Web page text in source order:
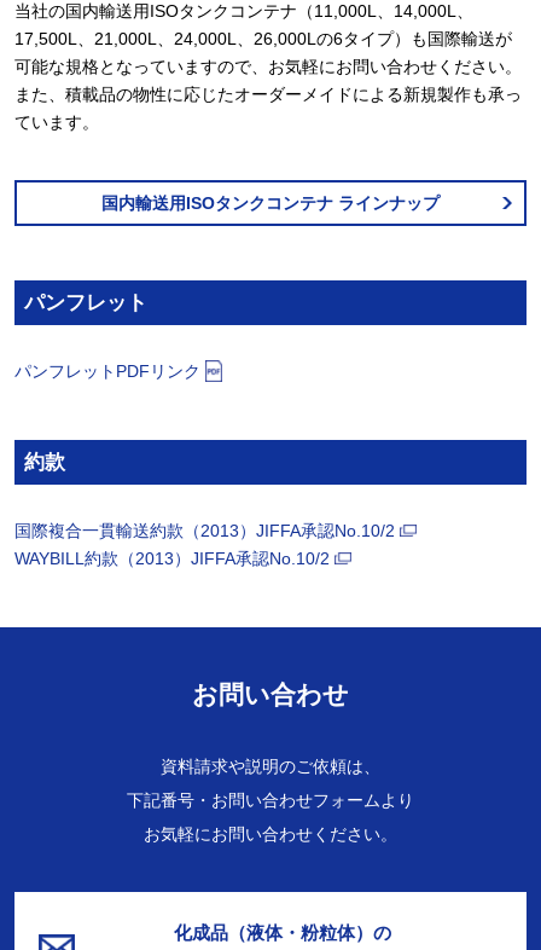
当社の国内輸送用ISOタンクコンテナ（11,000L、14,000L、
17,500L、21,000L、24,000L、26,000Lの6タイプ）も国際輸送が
可能な規格となっていますので、お気軽にお問い合わせください。
また、積載品の物性に応じたオーダーメイドによる新規製作も承っ
ています。
国内輸送用ISOタンクコンテナ ラインナップ
パンフレット
パンフレットPDFリンク
約款
国際複合一貫輸送約款（2013）JIFFA承認No.10/2
WAYBILL約款（2013）JIFFA承認No.10/2
お問い合わせ
資料請求や説明のご依頼は、
下記番号・お問い合わせフォームより
お気軽にお問い合わせください。
化成品（液体・粉粒体）の